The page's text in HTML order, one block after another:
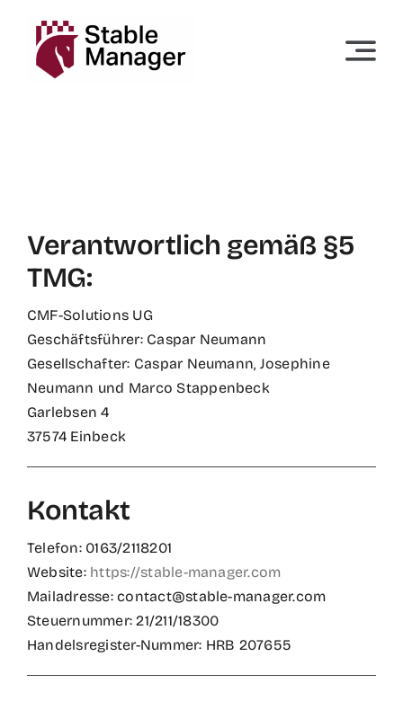
content
Verantwortlich gemäß §5
TMG:
CMF-Solutions UG
Geschäftsführer: Caspar Neumann
Gesellschafter: Caspar Neumann, Josephine
Neumann und Marco Stappenbeck
Garlebsen 4
37574 Einbeck
Kontakt
Telefon: 0163/2118201
Website: https://stable-manager.com
Mailadresse: contact@stable-manager.com
Steuernummer: 21/211/18300
Handelsregister-Nummer: HRB 207655